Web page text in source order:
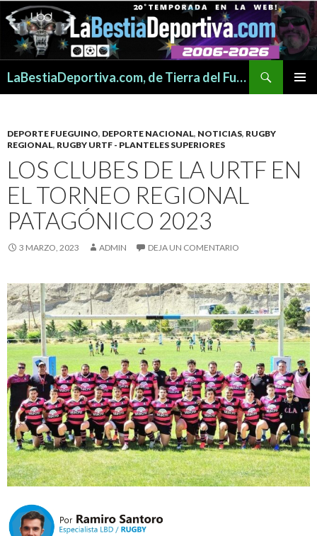
LaBestiaDeportiva.com, de Tierra del Fuego para todo el mundo
DEPORTE FUEGUINO, DEPORTE NACIONAL, NOTICIAS, RUGBY
REGIONAL, RUGBY URTF - PLANTELES SUPERIORES
LOS CLUBES DE LA URTF EN
EL TORNEO REGIONAL
PATAGÓNICO 2023
3 MARZO, 2023 ADMIN DEJA UN COMENTARIO